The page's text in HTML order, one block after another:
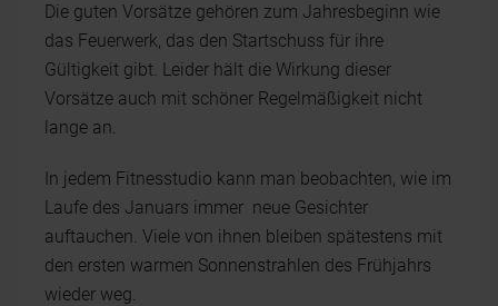
Die guten Vorsätze gehören zum Jahresbeginn wie
das Feuerwerk, das den Startschuss für ihre
Gültigkeit gibt. Leider hält die Wirkung dieser
Vorsätze auch mit schöner Regelmäßigkeit nicht
lange an.
In jedem Fitnesstudio kann man beobachten, wie im
Laufe des Januars immer neue Gesichter
auftauchen. Viele von ihnen bleiben spätestens mit
den ersten warmen Sonnenstrahlen des Frühjahrs
wieder weg.